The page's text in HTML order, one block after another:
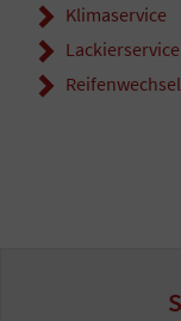
Klimaservice
Lackierservice
Reifenwechsel